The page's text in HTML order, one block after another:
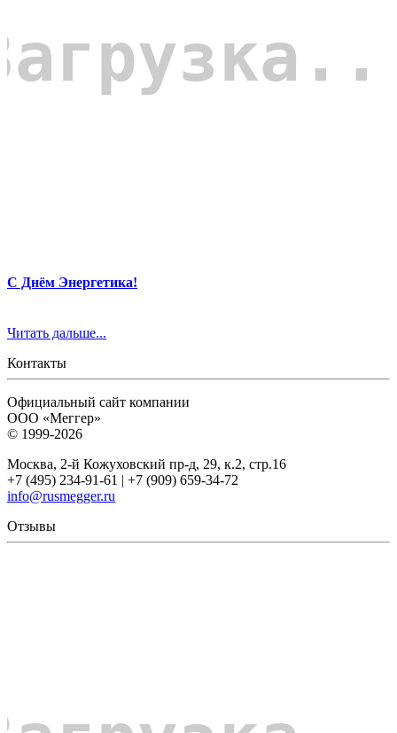
С Днём Энергетика!
Читать дальше...
Контакты
Официальный сайт компании
ООО «Меггер»
© 1999-2026
Москва, 2-й Кожуховский пр-д, 29, к.2, стр.16
+7 (495) 234-91-61 | +7 (909) 659-34-72
info@rusmegger.ru
Отзывы